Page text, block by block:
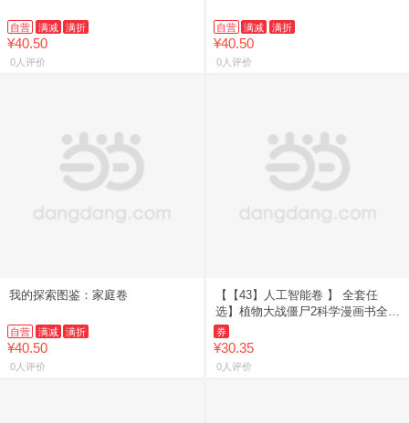
自营 满减 满折
¥40.50
0人评价
自营 满减 满折
¥40.50
0人评价
我的探索图鉴：家庭卷
自营 满减 满折
¥40.50
0人评价
【【43】人工智能卷 】 全套任
选】植物大战僵尸2科学漫画书全
69册 6-12岁小学生课外书漫画探案
卷机械卷毒物卷经济生
券
¥30.35
0人评价